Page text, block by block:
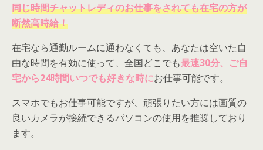
同じ時間チャットレディのお仕事をされても在宅の方が
断然高時給！
在宅なら通勤ルームに通わなくても、あなたは空いた自
由な時間を有効に使って、全国どこでも最速30分、ご自
宅から24時間いつでも好きな時にお仕事可能です。
スマホでもお仕事可能ですが、頑張りたい方には画質の
良いカメラが接続できるパソコンの使用を推奨しており
ます。